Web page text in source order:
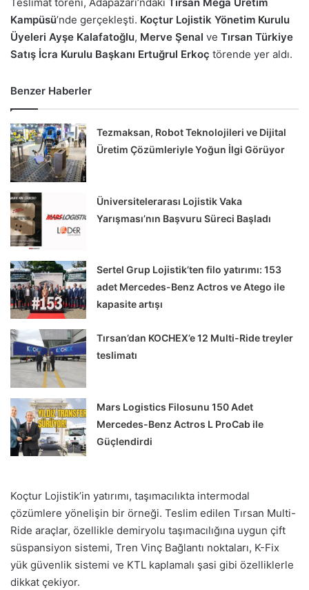
Teslimat töreni, Adapazarı’ndaki Tırsan Mega Üretim
Kampüsü’nde gerçekleşti. Koçtur Lojistik Yönetim Kurulu
Üyeleri Ayşe Kalafatoğlu, Merve Şenal ve Tırsan Türkiye
Satış İcra Kurulu Başkanı Ertuğrul Erkoç törende yer aldı.
Benzer Haberler
Tezmaksan, Robot Teknolojileri ve Dijital
Üretim Çözümleriyle Yoğun İlgi Görüyor
Üniversitelerarası Lojistik Vaka
Yarışması’nın Başvuru Süreci Başladı
Sertel Grup Lojistik’ten filo yatırımı: 153
adet Mercedes-Benz Actros ve Atego ile
kapasite artışı
Tırsan’dan KOCHEX’e 12 Multi-Ride treyler
teslimatı
Mars Logistics Filosunu 150 Adet
Mercedes-Benz Actros L ProCab ile
Güçlendirdi
Koçtur Lojistik’in yatırımı, taşımacılıkta intermodal
çözümlere yönelişin bir örneği. Teslim edilen Tırsan Multi-
Ride araçlar, özellikle demiryolu taşımacılığına uygun çift
süspansiyon sistemi, Tren Vinç Bağlantı noktaları, K-Fix
yük güvenlik sistemi ve KTL kaplamalı şasi gibi özelliklerle
dikkat çekiyor.